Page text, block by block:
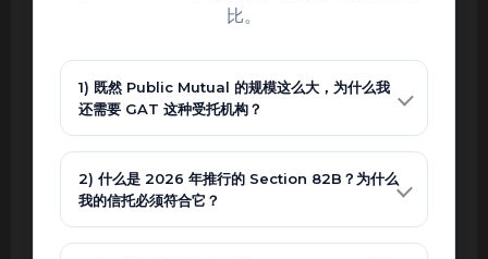
比。
1) 既然 Public Mutual 的规模这么大，为什么我
还需要 GAT 这种受托机构？
2) 什么是 2026 年推行的 Section 82B？为什么
我的信托必须符合它？